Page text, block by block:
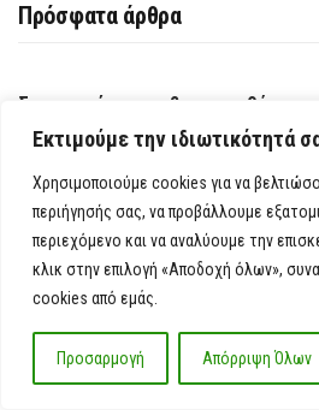
Εκτιμούμε την ιδιωτικότητά
Χρησιμοποιούμε cookies για να
περιήγησής σας, να προβάλλουμε
περιεχόμενο και να αναλύουμε την
κλικ στην επιλογή «Αποδοχή όλων»,
cookies από εμάς.
Προσαρμογή Απόρριψη Όλων
Πρόσφατα άρθρα
Συναγερμός για κυβερνοεπιθέσεις
«χτυπούν» κολοσσούς με ένα
παγιδεύουν εργαζομένους και
Το κοινοβούλιο του Ιράν εξετάζει
απαγορεύει σε αμερικανικά και
από τα Στενά του Ορμούζ
Έπεσε τμήμα της ψευδοροφής στα